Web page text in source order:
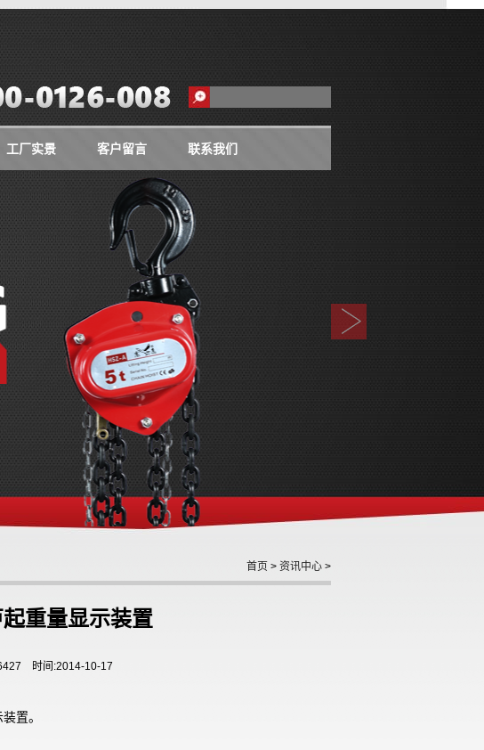
工厂实景 客户留言 联系我们
首页 > 资讯中心 >
重量显示装置
时间:2014-10-17
置。